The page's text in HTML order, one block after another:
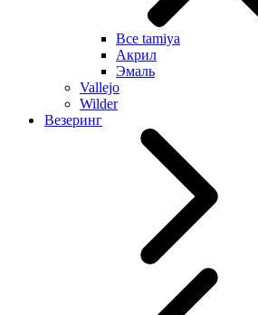
Все tamiya
Акрил
Эмаль
Vallejo
Wilder
Везеринг